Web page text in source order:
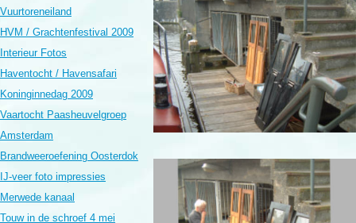
Vuurtoreneiland
HVM / Grachtenfestival 2009
Interieur Fotos
Haventocht / Havensafari
Koninginnedag 2009
Vaartocht Paasheuvelgroep
Amsterdam
Brandweeroefening Oosterdok
IJ-veer foto impressies
Merwede kanaal
Touw in de schroef 4 mei